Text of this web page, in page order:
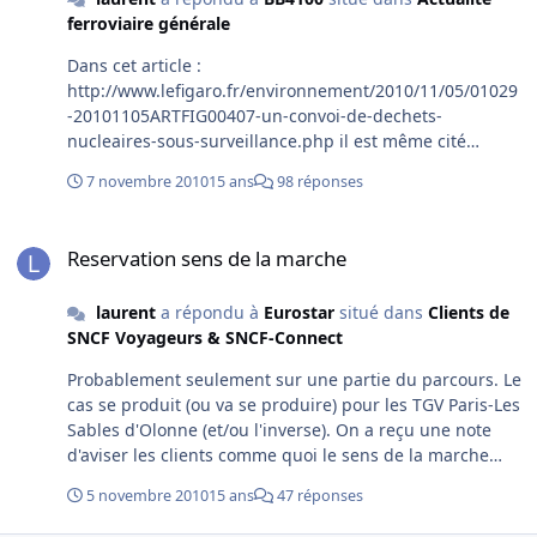
==> (et probablement stage en Allemagne fin
perfectionnement), excursions/visites l'après-midi.
Réservé en priorité aux cheminots et ayant-droit, mais
ouvert à tous dans la limite des places disponibles. Pour
plus d'infos : ici. Bonne journée à tous ! Laurent ----
ferroviaire générale
Dans cet article :
http://www.lefigaro.fr/environnement/2010/11/05/01029
-20101105ARTFIG00407-un-convoi-de-dechets-
nucleaires-sous-surveillance.php il est même cité
confirme (d'ailleurs, déjà confirmée depuis longtemps !),
7 novembre 201015 ans 98 réponses
Reservation sens de la marche
laurenta répondu à Eurostarsitué dans Clients de
SNCF Voyageurs & SNCF-Connect
Probablement seulement sur une partie du parcours. Le
cas se produit (ou va se produire) pour les TGV Paris-Les
Sables d'Olonne (et/ou l'inverse). On a reçu une note
d'aviser les clients comme quoi le sens de la marche
souviens bien). Bonne soirée ! Laurent
5 novembre 201015 ans 47 réponses